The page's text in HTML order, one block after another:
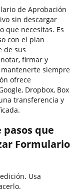
de Aprobación
sin descargar
que necesitas. Es
con el plan
de sus
firmar y
siempre
ofrece
Dropbox, Box
transferencia y
que
Formulario
Usa